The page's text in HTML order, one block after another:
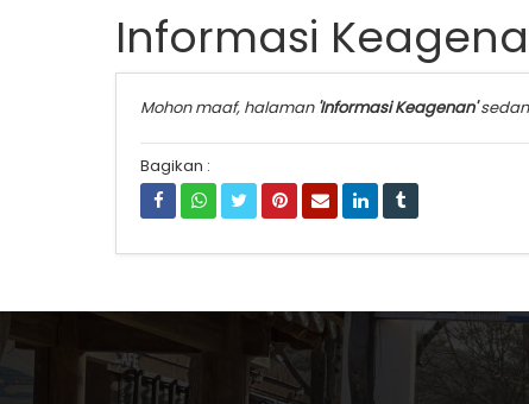
Informasi
Mohon maaf, halaman 'Informasi Keagenan'
Bagikan :